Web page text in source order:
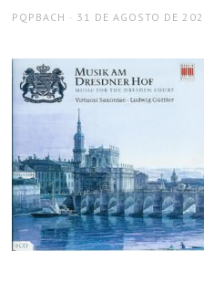
AUTHOR
PQPBACH
POSTED
31 DE AGOSTO DE